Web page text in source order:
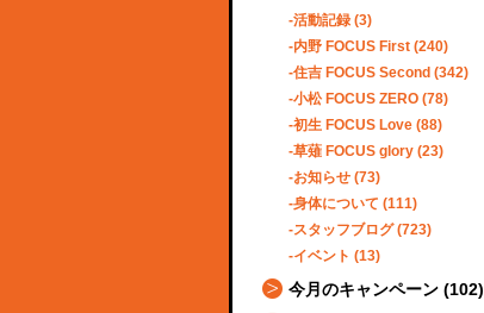
活動記録 (3)
内野 FOCUS First (240)
住吉 FOCUS Second (342)
小松 FOCUS ZERO (78)
初生 FOCUS Love (88)
草薙 FOCUS glory (23)
お知らせ (73)
身体について (111)
スタッフブログ(723)
イベント (13)
今月のキャンペーン (102)